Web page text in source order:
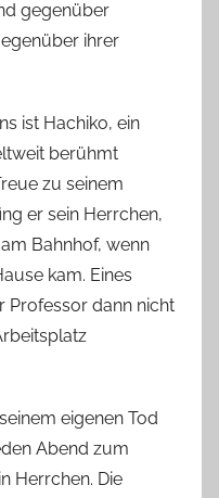
gegenüber
ihrer
ist Hachiko, ein
berühmt
zu seinem
er sein Herrchen,
Bahnhof, wenn
kam. Eines
Professor dann nicht
eigenen Tod
Abend zum
Herrchen. Die